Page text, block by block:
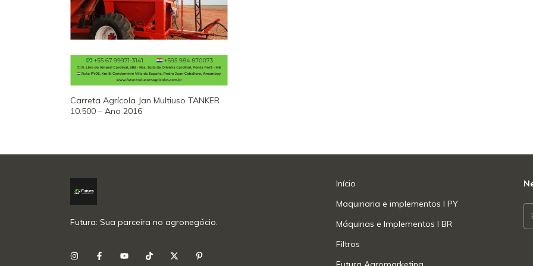
Carreta Agrícola Jan Multiuso TANKER
10.500 – Ano 2016
Futura: Sua parceira no agronegócio.
Início
Maquinaria e implementos l PY
Máquinas e Implementos l BR
Filtros